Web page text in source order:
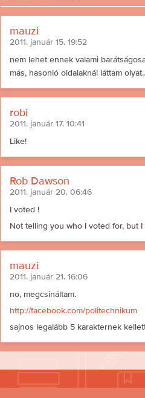
mauzi
2011. január 15. 19:52
nem lehet ennek valami
más, hasonló oldalaknál láttam
robi
2011. január 17. 10:41
Like!
Rob Dawson
2011. január 20. 06:46
I voted !
Not telling you who I voted for, but
mauzi
2011. január 21. 16:06
no, megcsináltam.
http://facebook.com/politechnikum
sajnos legalább 5 karakternek